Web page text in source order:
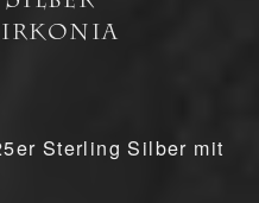
Sterling Silber mit